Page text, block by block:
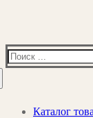
Найти:
Каталог